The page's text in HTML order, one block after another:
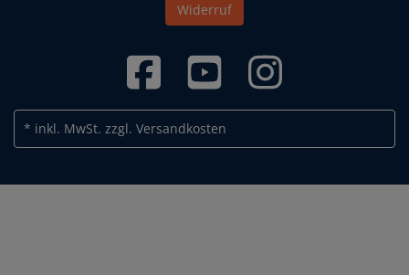
Widerruf
* inkl. MwSt. zzgl. Versandkosten